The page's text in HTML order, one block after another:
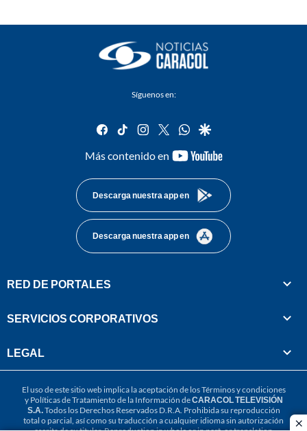
Síguenos en:
facebook
tiktok instagram
twitterwhatsapp
google
Más contenido en
youtube-
Descarga nuestra app en
Descarga nuestra app en
RED DE PORTALES
SERVICIOS CORPORATIVOS
LEGAL
El uso de este sitio web implica la aceptación de losTérminos y condiciones
y Políticas de Tratamiento de la Información deCARACOL TELEVISIÓN
S.A.Todos los Derechos Reservados D.R.A. Prohibida su reproducción
total o parcial, así como su traducción a cualquier idioma sin autorización